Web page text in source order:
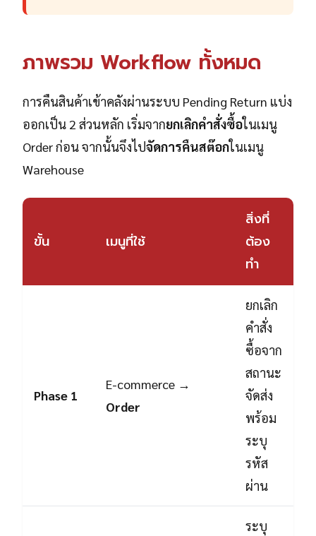
ภาพรวม Workflow ทั้งหมด
การคืนสินค้าเข้าคลังผ่านระบบ Pending Return แบ่ง
ออกเป็น 2 ส่วนหลัก เริ่มจากยกเลิกคำสั่งซื้อในเมนู
Order ก่อน จากนั้นจึงไปจัดการคืนสต๊อกในเมนู
Warehouse
ขั้น เมนูที่ใช้
สิ่งที่
ต้อง
ทำ
Phase 1
E-commerce →
Order
ยกเลิก
คำสั่ง
ซื้อจาก
สถานะ
จัดส่ง
พร้อม
ระบุ
รหัส
ผ่าน
ระบุ